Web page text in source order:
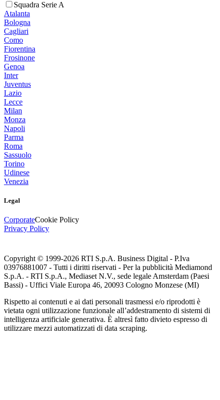
Squadra Serie A
Atalanta
Bologna
Cagliari
Como
Fiorentina
Frosinone
Genoa
Inter
Juventus
Lazio
Lecce
Milan
Monza
Napoli
Parma
Roma
Sassuolo
Torino
Udinese
Venezia
Legal
CorporateCookie Policy
Privacy Policy
Copyright © 1999-2026 RTI S.p.A. Business Digital - P.Iva
03976881007 - Tutti i diritti riservati - Per la pubblicità Mediamond
S.p.A. - RTI S.p.A., Mediaset N.V., sede legale Amsterdam (Paesi
Bassi) - Uffici Viale Europa 46, 20093 Cologno Monzese (MI)
Rispetto ai contenuti e ai dati personali trasmessi e/o riprodotti è
vietata ogni utilizzazione funzionale all’addestramento di sistemi di
intelligenza artificiale generativa. È altresì fatto divieto espresso di
utilizzare mezzi automatizzati di data scraping.